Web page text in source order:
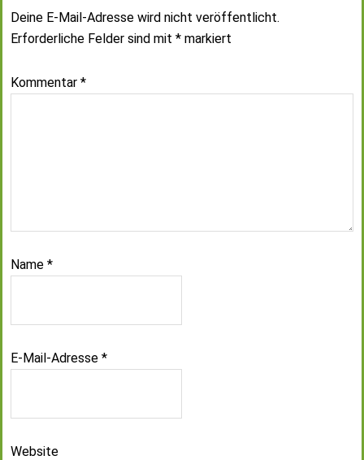
Deine E-Mail-Adresse wird nicht veröffentlicht.
Erforderliche Felder sind mit * markiert
Kommentar *
Name *
E-Mail-Adresse *
Website